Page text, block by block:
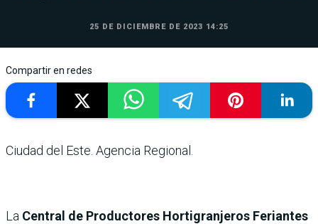
25 DE DICIEMBRE DE 2023 14:25
Compartir en redes
Ciudad del Este. Agencia Regional.
La Central de Productores Hortigranjeros Feriantes